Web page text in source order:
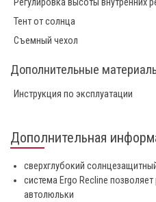
Тент от солнца
Съемный чехол
Дополнительные
Инструкция по эксплуатации
Дополнительная
сверхглубокий
система Ergo Recline
автолюльки